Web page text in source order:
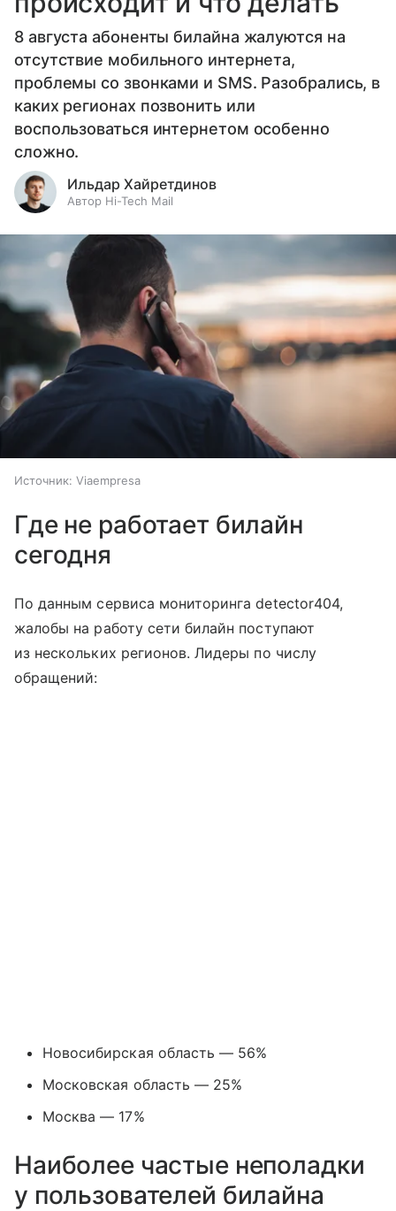
8 августа абоненты билайна жалуются на
отсутствие мобильного интернета,
проблемы со звонками и SMS. Разобрались, в
каких регионах позвонить или
воспользоваться интернетом особенно
сложно.
Ильдар Хайретдинов
Автор Hi-Tech Mail
Источник: Viaempresa
Где не работает билайн
сегодня
По данным сервиса мониторинга detector404,
жалобы на работу сети билайн поступают
из нескольких регионов. Лидеры по числу
обращений:
Новосибирская область — 56%
Московская область — 25%
Москва — 17%
Наиболее частые неполадки
у пользователей билайна